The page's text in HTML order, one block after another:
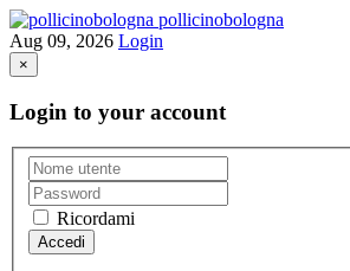
pollicinobologna
Aug 09, 2026 Login
×
Login to your account
Ricordami